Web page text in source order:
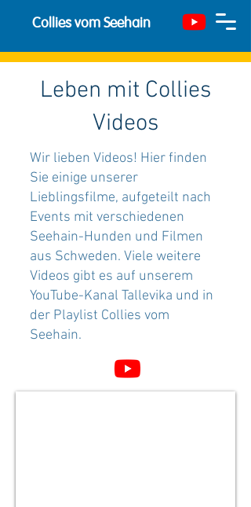
Collies vom Seehain
Leben mit Collies
Videos
Wir lieben Videos! Hier finden
Sie einige unserer
Lieblingsfilme, aufgeteilt nach
Events mit verschiedenen
Seehain-Hunden und Filmen
aus Schweden. Viele weitere
Videos gibt es auf unserem
YouTube-Kanal Tallevika und in
der Playlist Collies vom
Seehain.